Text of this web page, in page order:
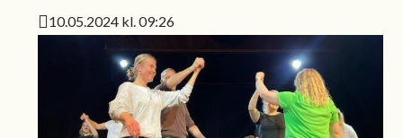
Publisert
10.05.2024 kl. 09:26